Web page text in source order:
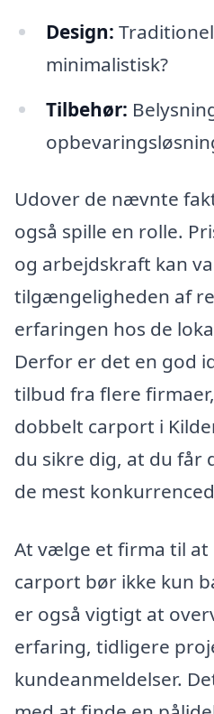
Design:
minimalistisk?
Tilbehør:
Udover de nævnte
også spille en rolle.
og arbejdskraft kan
tilgængeligheden af
erfaringen hos de
Derfor er det en god
tilbud fra flere
dobbelt carport i
du sikre dig, at du får
de mest
At vælge et firma til
carport bør ikke kun
er også vigtigt at
erfaring, tidligere
kundeanmeldelser.